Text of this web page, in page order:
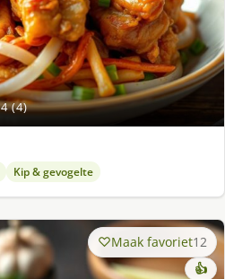
4 (4)
Kip & gevogelte
Maak favoriet12
👍